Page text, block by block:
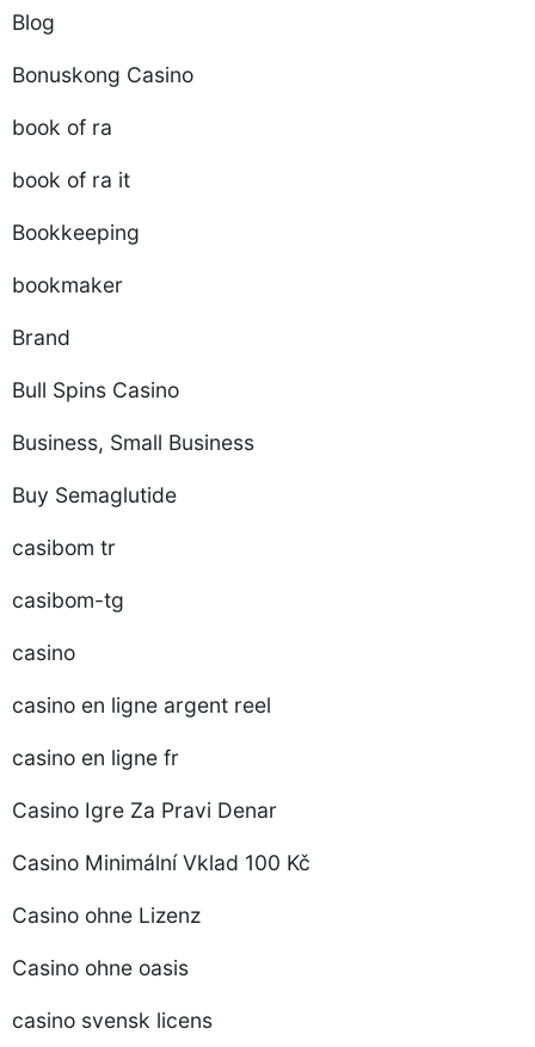
Blog
Bonuskong Casino
book of ra
book of ra it
Bookkeeping
bookmaker
Brand
Bull Spins Casino
Business, Small Business
Buy Semaglutide
casibom tr
casibom-tg
casino
casino en ligne argent reel
casino en ligne fr
Casino Igre Za Pravi Denar
Casino Minimální Vklad 100 Kč
Casino ohne Lizenz
Casino ohne oasis
casino svensk licens